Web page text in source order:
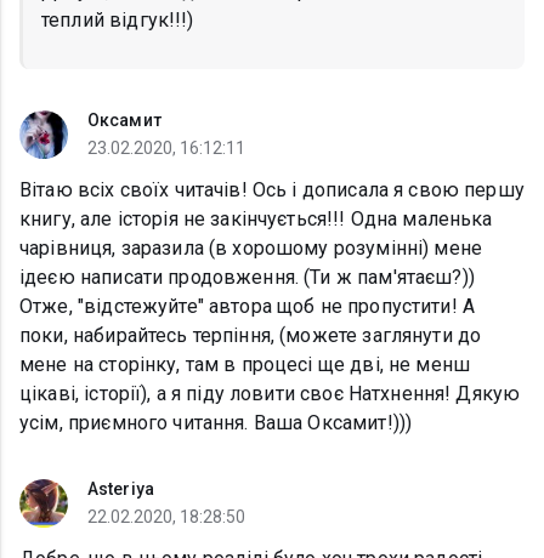
теплий відгук!!!)
Оксамит
23.02.2020, 16:12:11
Вітаю всіх своїх читачів! Ось і дописала я свою першу
книгу, але історія не закінчується!!! Одна маленька
чарівниця, заразила (в хорошому розумінні) мене
ідеєю написати продовження. (Ти ж пам'ятаєш?))
Отже, "відстежуйте" автора щоб не пропустити! А
поки, набирайтесь терпіння, (можете заглянути до
мене на сторінку, там в процесі ще дві, не менш
цікаві, історії), а я піду ловити своє Натхнення! Дякую
усім, приємного читання. Ваша Оксамит!)))
Asteriya
22.02.2020, 18:28:50